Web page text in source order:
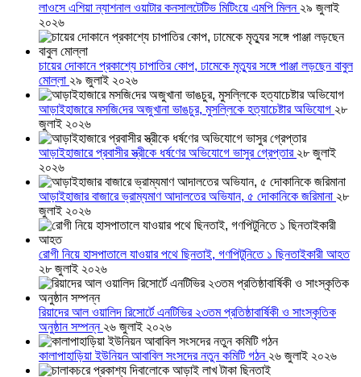
লাওসে এশিয়া ন্যাশনাল ওয়াটার কনসালটেটিভ মিটিংয়ে এমপি মিলন ২৯ জুলাই
২০২৬
চায়ের দোকানে প্রকাশ্যে চাপাতির কোপ, ঢামেকে মৃত্যুর সঙ্গে পাঞ্জা লড়ছেন বাবুল
মোল্লা ২৯ জুলাই ২০২৬
আড়াইহাজারে মস‌জি‌দের অজুখানা ভাঙচুর, মুসল্লিকে হত্যাচেষ্টার অভিযোগ ২৮
জুলাই ২০২৬
আড়াইহাজারে প্রবাসীর স্ত্রীকে ধর্ষণের অভিযোগে ভাসুর গ্রেপ্তার ২৮ জুলাই
২০২৬
আড়াইহাজার বাজারে ভ্রাম্যমাণ আদালতের অভিযান, ৫ দোকানিকে জরিমানা ২৮
জুলাই ২০২৬
রোগী নিয়ে হাসপাতালে যাওয়ার পথে ছিনতাই, গণপিটুনিতে ১ ছিনতাইকারী আহত
২৮ জুলাই ২০২৬
রিয়াদের আল ওয়ালিদ রিসোর্টে এনটিভির ২৩তম প্রতিষ্ঠাবার্ষিকী ও সাংস্কৃতিক
অনুষ্ঠান সম্পন্ন ২৬ জুলাই ২০২৬
কালাপাহাড়িয়া ইউনিয়ন আবাবিল সংসদের নতুন কমিটি গঠন ২৬ জুলাই ২০২৬